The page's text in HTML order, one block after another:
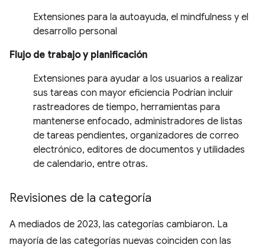
Extensiones para la autoayuda, el mindfulness y el
desarrollo personal
Flujo de trabajo y planificación
Extensiones para ayudar a los usuarios a realizar
sus tareas con mayor eficiencia Podrían incluir
rastreadores de tiempo, herramientas para
mantenerse enfocado, administradores de listas
de tareas pendientes, organizadores de correo
electrónico, editores de documentos y utilidades
de calendario, entre otras.
Revisiones de la categoría
A mediados de 2023, las categorías cambiaron. La
mayoría de las categorías nuevas coinciden con las